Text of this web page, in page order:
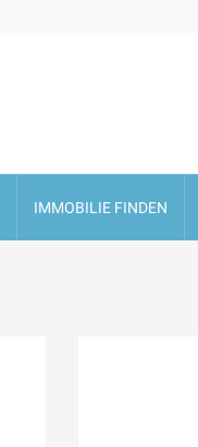
IMMOBILIE FINDEN